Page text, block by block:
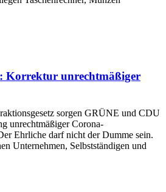
Korrektur unrechtmäßiger
sorgen GRÜNE und CDU
unrechtmäßiger Corona-
Ehrliche darf nicht der Dumme sein.
Unternehmen, Selbstständigen und